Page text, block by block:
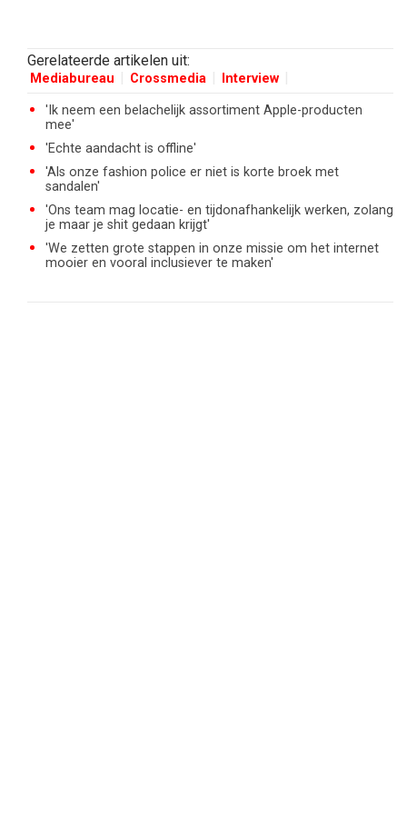
Gerelateerde artikelen uit:
Mediabureau Crossmedia Interview
'Ik neem een belachelijk assortiment Apple-producten
mee'
'Echte aandacht is offline'
'Als onze fashion police er niet is korte broek met
sandalen'
'Ons team mag locatie- en tijdonafhankelijk werken, zolang
je maar je shit gedaan krijgt'
'We zetten grote stappen in onze missie om het internet
mooier en vooral inclusiever te maken'